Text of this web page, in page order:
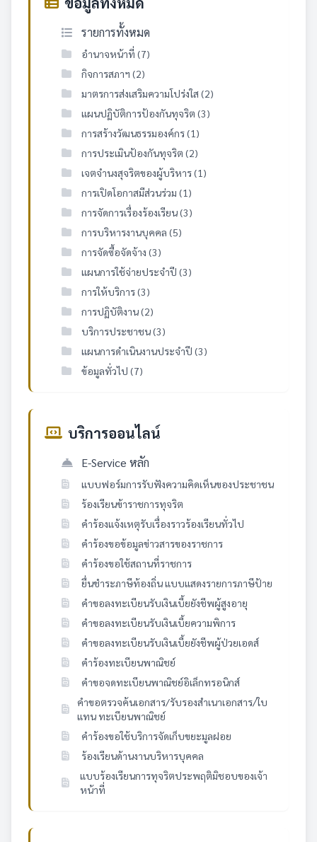
รายการทั้งหมด
อำนาจหน้าที่ (7)
กิจการสภาฯ (2)
มาตรการส่งเสริมความโปร่งใส (2)
แผนปฏิบัติการป้องกันทุจริต (3)
การสร้างวัฒนธรรมองค์กร (1)
การประเมินป้องกันทุจริต (2)
เจตจำนงสุจริตของผู้บริหาร (1)
การเปิดโอกาสมีส่วนร่วม (1)
การจัดการเรื่องร้องเรียน (3)
การบริหารงานบุคคล (5)
การจัดซื้อจัดจ้าง (3)
แผนการใช้จ่ายประจำปี (3)
การให้บริการ (3)
การปฏิบัติงาน (2)
บริการประชาชน (3)
แผนการดำเนินงานประจำปี (3)
ข้อมูลทั่วไป (7)
บริการออนไลน์
E-Service หลัก
แบบฟอร์มการรับฟังความคิดเห็นของประชาชน
ร้องเรียนข้าราชการทุจริต
คำร้องแจ้งเหตุรับเรื่องราวร้องเรียนทั่วไป
คำร้องขอข้อมูลข่าวสารของราชการ
คำร้องขอใช้สถานที่ราชการ
ยื่นชำระภาษีท้องถิ่น แบบแสดงรายการภาษีป้าย
คำขอลงทะเบียนรับเงินเบี้ยยังชีพผู้สูงอายุ
คำขอลงทะเบียนรับเงินเบี้ยความพิการ
คำขอลงทะเบียนรับเงินเบี้ยยังชีพผู้ป่วยเอดส์
คำร้องทะเบียนพาณิชย์
คำขอจดทะเบียนพาณิชย์อิเล็กทรอนิกส์
คำขอตรวจค้นเอกสาร/รับรองสำเนาเอกสาร/ใบ
แทน ทะเบียนพาณิชย์
คำร้องขอใช้บริการจัดเก็บขยะมูลฝอย
ร้องเรียนด้านงานบริหารบุคคล
แบบร้องเรียนการทุจริตประพฤติมิชอบของเจ้า
หน้าที่